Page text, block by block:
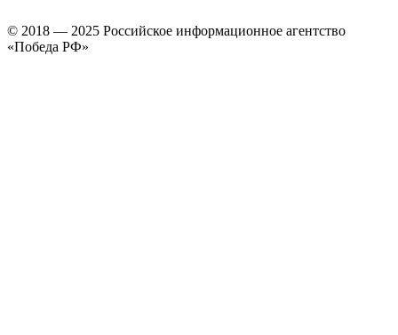
© 2018 — 2025 Российское информационное агентство
«Победа РФ»